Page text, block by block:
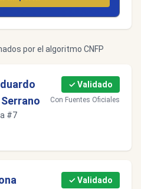
por el algoritmo CNFP
#7
✓ Validado
Con Fuentes Oficiales
✓ Validado